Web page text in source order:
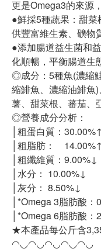
更是Omega3的來源
●鮮採5種蔬果：甜
供豐富維生素、礦物
●添加腸道益生菌和
化順暢，平衡腸道生
◎成分：5種魚(濃縮
縮鯡魚、濃縮油鯡魚
薯、甜菜根、蕃茄、
◎營養成分分析：
│粗蛋白質：30.00%↑
│粗脂肪： 14.00%↑
│粗纖維質：9.00%↓
│水分： 10.00%↓
│灰分： 8.50%↓
│*Omega 3脂肪酸
│*Omega 6脂肪酸
★本產品每公斤含
◠◡◠◡◠◡◠◡◠◡